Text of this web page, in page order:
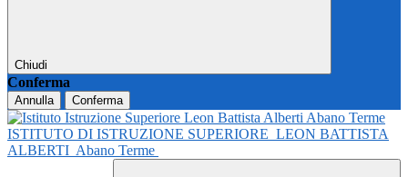
Chiudi
Conferma
Annulla Conferma
ISTITUTO DI ISTRUZIONE SUPERIORE LEON BATTISTA
ALBERTI Abano Terme